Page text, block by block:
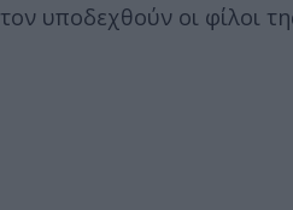
τον υποδεχθούν οι φίλοι